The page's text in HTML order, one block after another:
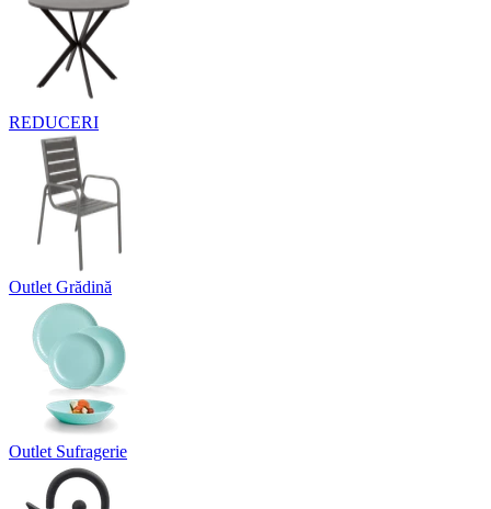
REDUCERI
Outlet Grădină
Outlet Sufragerie